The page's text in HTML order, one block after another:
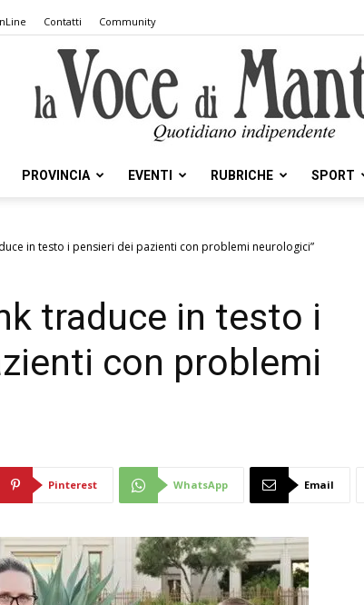
Contatti Community
Voce
Mantova
PROVINCIA EVENTI RUBRICHE SPORT
in testo i pensieri dei pazienti con problemi neurologici”
traduce in testo i
con problemi
Pinterest WhatsApp Email